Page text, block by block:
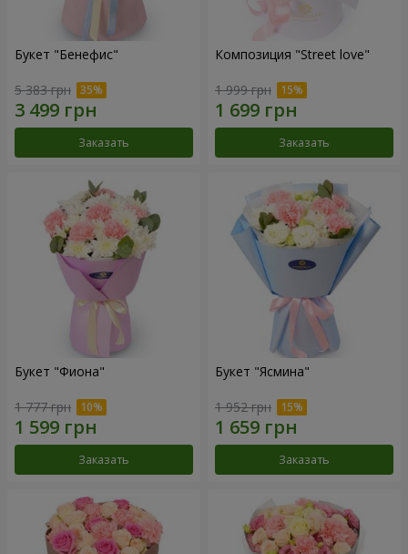
Букет "Бенефис"
5 383 грн
Заказать
Композиция "Street love"
1 999 грн
Заказать
Букет "Фиона"
1 777 грн
Заказать
Букет "Ясмина"
1 952 грн
Заказать